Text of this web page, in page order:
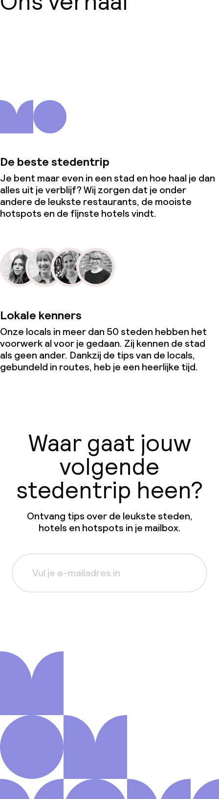
De beste stedentrip
Je bent maar even in een stad en hoe haal je dan
alles uit je verblijf? Wij zorgen dat je onder
andere de leukste restaurants, de mooiste
hotspots en de fijnste hotels vindt.
Lokale kenners
Onze locals in meer dan 50 steden hebben het
voorwerk al voor je gedaan. Zij kennen de stad
als geen ander. Dankzij de tips van de locals,
gebundeld in routes, heb je een heerlijke tijd.
Waar gaat jouw
volgende
stedentrip heen?
Ontvang tips over de leukste steden,
hotels en hotspots in je mailbox.